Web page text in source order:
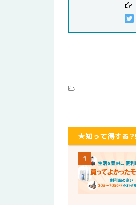
-
★知って得する
1